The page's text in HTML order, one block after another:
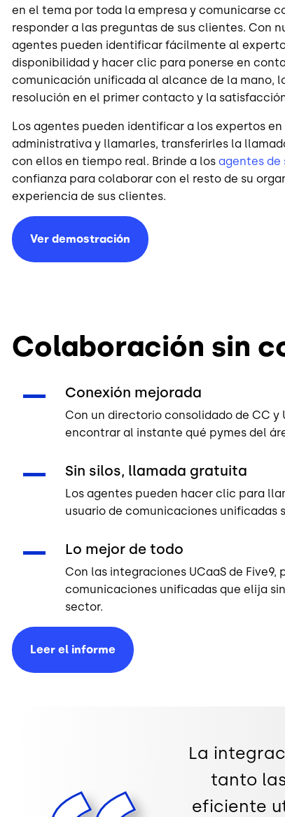
en el tema por toda la empresa y comunicarse
responder a las preguntas de sus clientes. Con
agentes pueden identificar fácilmente al
disponibilidad y hacer clic para ponerse en
comunicación unificada al alcance de la mano,
resolución en el primer contacto y la
Los agentes pueden identificar a los expertos
administrativa y llamarles, transferirles la
con ellos en tiempo real. Brinde a los agentes
confianza para colaborar con el resto de su
experiencia de sus clientes.
Ver demostración
Colaboración sin
Conexión mejorada
Con un directorio consolidado de CC
encontrar al instante qué pymes del
Sin silos, llamada gratuita
Los agentes pueden hacer clic para
usuario de comunicaciones unificadas
Lo mejor de todo
Con las integraciones UCaaS de
comunicaciones unificadas que elija
sector.
Leer el informe
La
tanto
eficiente